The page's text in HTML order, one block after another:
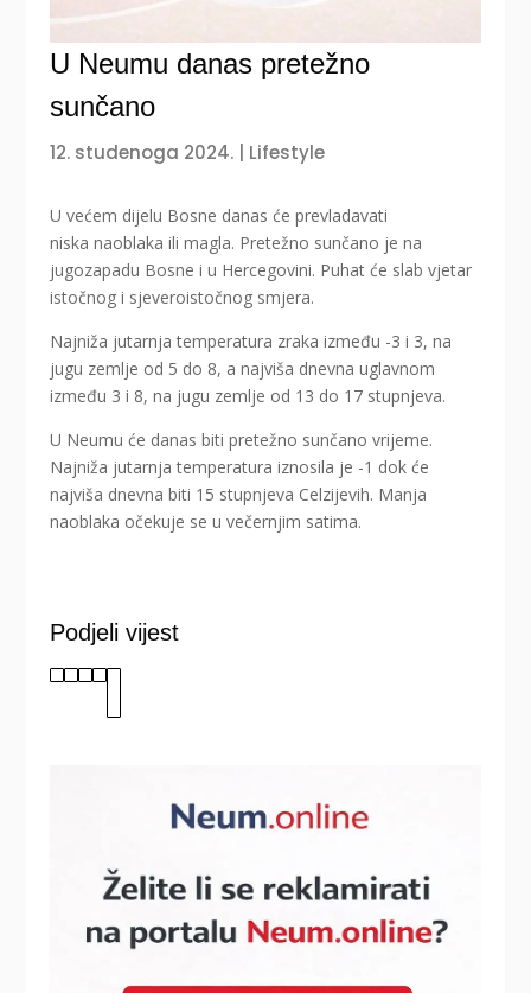
U Neumu danas pretežno
sunčano
12. studenoga 2024. Lifestyle
U većem dijelu Bosne danas će prevladavati
niska naoblaka ili magla. Pretežno sunčano je na
jugozapadu Bosne i u Hercegovini. Puhat će slab vjetar
istočnog i sjeveroistočnog smjera.
Najniža jutarnja temperatura zraka između -3 i 3, na
jugu zemlje od 5 do 8, a najviša dnevna uglavnom
između 3 i 8, na jugu zemlje od 13 do 17 stupnjeva.
U Neumu će danas biti pretežno sunčano vrijeme.
Najniža jutarnja temperatura iznosila je -1 dok će
najviša dnevna biti 15 stupnjeva Celzijevih. Manja
naoblaka očekuje se u večernjim satima.
Podjeli vijest